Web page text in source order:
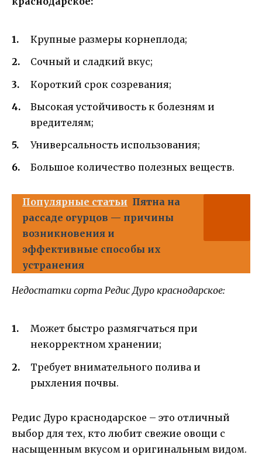
Крупные размеры корнеплода;
Сочный и сладкий вкус;
Короткий срок созревания;
Высокая устойчивость к болезням и
вредителям;
Универсальность использования;
Большое количество полезных веществ.
Популярные статьи Пятна на
рассаде огурцов — причины
возникновения и
эффективные способы их
устранения
Недостатки сорта Редис Дуро краснодарское:
Может быстро размягчаться при
некорректном хранении;
Требует внимательного полива и
рыхления почвы.
Редис Дуро краснодарское – это отличный
выбор для тех, кто любит свежие овощи с
насыщенным вкусом и оригинальным видом.